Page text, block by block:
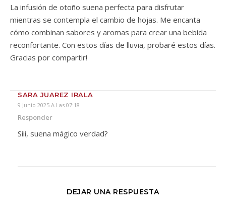
La infusión de otoño suena perfecta para disfrutar
mientras se contempla el cambio de hojas. Me encanta
cómo combinan sabores y aromas para crear una bebida
reconfortante. Con estos días de lluvia, probaré estos días.
Gracias por compartir!
SARA JUAREZ IRALA
9 Junio 2025 A Las 07:18
Responder
Siii, suena mágico verdad?
DEJAR UNA RESPUESTA